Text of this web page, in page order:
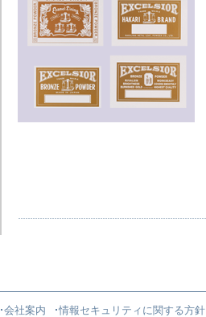
会社案内 情報セキュリティに関する方針